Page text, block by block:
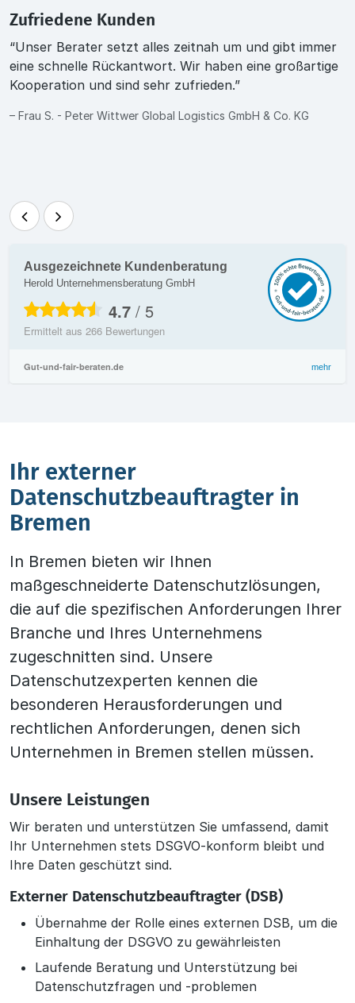
Zufriedene Kunden
“Unser Berater setzt alles zeitnah um und gibt immer
eine schnelle Rückantwort. Wir haben eine großartige
Kooperation und sind sehr zufrieden.”
– Frau S. - Peter Wittwer Global Logistics GmbH & Co. KG
Ausgezeichnete Kundenberatung
Herold Unternehmensberatung GmbH
4.7/ 5
Ermittelt aus 266 Bewertungen
Gut-und-fair-beraten.de mehr
Ihr externer
Datenschutzbeauftragter in
Bremen
In Bremen bieten wir Ihnen
maßgeschneiderte Datenschutzlösungen,
die auf die spezifischen Anforderungen Ihrer
Branche und Ihres Unternehmens
zugeschnitten sind. Unsere
Datenschutzexperten kennen die
besonderen Herausforderungen und
rechtlichen Anforderungen, denen sich
Unternehmen in Bremen stellen müssen.
Unsere Leistungen
Wir beraten und unterstützen Sie umfassend, damit
Ihr Unternehmen stets DSGVO-konform bleibt und
Ihre Daten geschützt sind.
Externer Datenschutzbeauftragter (DSB)
Übernahme der Rolle eines externen DSB, um die
Einhaltung der DSGVO zu gewährleisten
Laufende Beratung und Unterstützung bei
Datenschutzfragen und -problemen